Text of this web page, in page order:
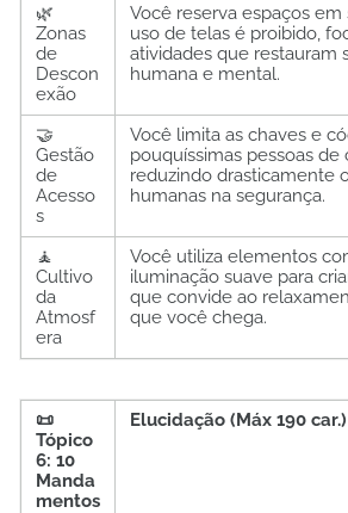
🌿
Zonas
de
Descon
exão
Você reserva espaços em
uso de telas é proibido,
atividades que restauram
humana e mental.
🤝
Gestão
de
Acesso
s
Você limita as chaves e
pouquíssimas pessoas de
reduzindo drasticamente
humanas na segurança.
🧘
Cultivo
da
Atmosf
era
Você utiliza elementos
iluminação suave para
que convide ao
que você chega.
📜
Tópico
6: 10
Manda
mentos
Elucidação (Máx 190 car.)